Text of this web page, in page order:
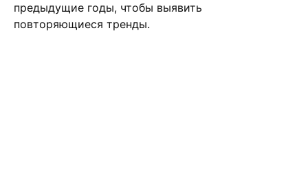
предыдущие годы, чтобы выявить
повторяющиеся тренды.